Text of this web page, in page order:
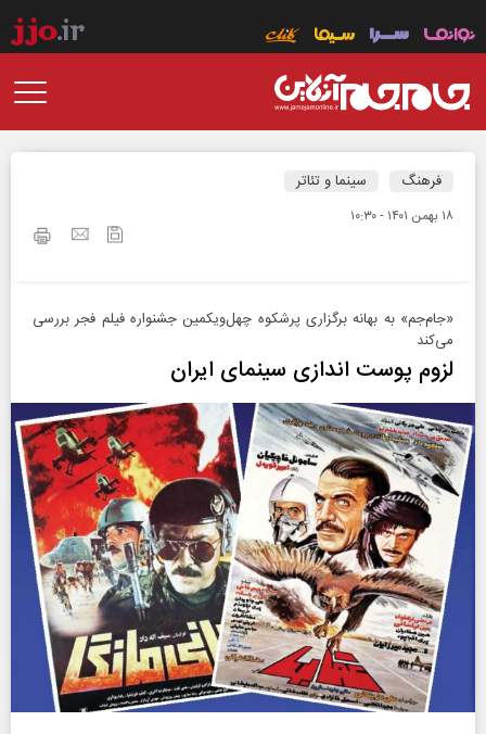
فرهنگ سینما و تئاتر
۱۸ بهمن ۱۴۰۱ - ۱۰:۳۰
«جام‌جم» به بهانه برگزاری پرشکوه چهل‌ویکمین جشنواره فیلم فجر بررسی
می‌کند
لزوم پوست اندازی سینمای ایران